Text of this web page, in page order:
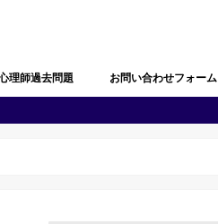
理師過去問題 お問い合わせフォーム